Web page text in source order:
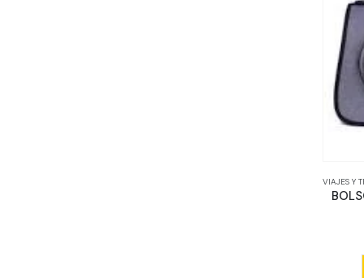
VIAJES Y